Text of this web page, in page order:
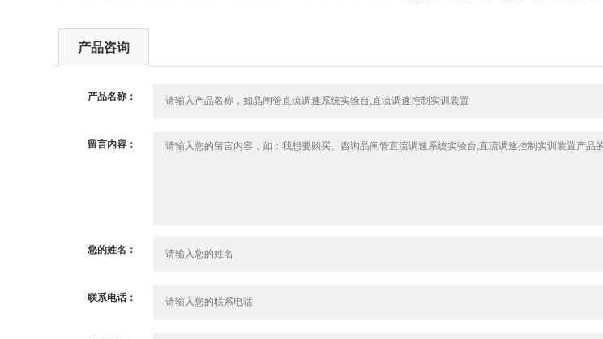
产品咨询
产品名称：
留言内容：
您的姓名：
联系电话：